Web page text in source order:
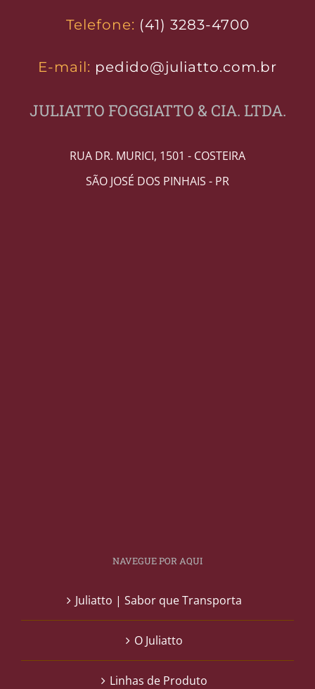
Telefone: (41) 3283-4700
E-mail: pedido@juliatto.com.br
JULIATTO FOGGIATTO & CIA. LTDA.
RUA DR. MURICI, 1501 - COSTEIRA
SÃO JOSÉ DOS PINHAIS - PR
NAVEGUE POR AQUI
Juliatto | Sabor que Transporta
O Juliatto
Linhas de Produto